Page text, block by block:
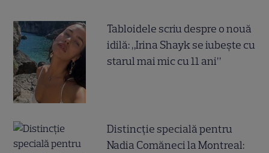
Tabloidele scriu despre o nouă
idilă: „Irina Shayk se iubește cu
starul mai mic cu 11 ani”
Distincție specială pentru
Nadia Comăneci la Montreal: